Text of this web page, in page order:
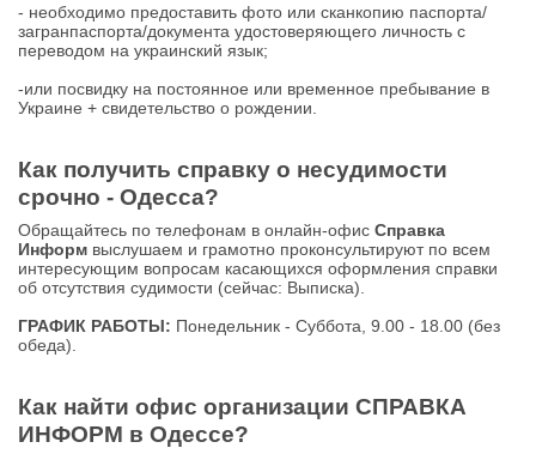
- необходимо предоставить фото или сканкопию паспорта/
загранпаспорта/документа удостоверяющего личность с
переводом на украинский язык;
-или посвидку на постоянное или временное пребывание в
Украине + свидетельство о рождении.
Как получить справку о несудимости
срочно - Одесса?
Обращайтесь по телефонам в онлайн-офис Справка
Информ выслушаем и грамотно проконсультируют по всем
интересующим вопросам касающихся оформления справки
об отсутствия судимости (сейчас: Выписка).
ГРАФИК РАБОТЫ: Понедельник - Cуббота, 9.00 - 18.00 (без
обеда).
Как найти офис организации СПРАВКА
ИНФОРМ в Одессе?